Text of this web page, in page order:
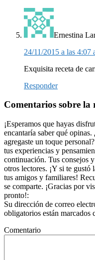
Ernestina
24/11/2015 a las 4:07
Exquisita receta de
Responder
Comentarios sobre la
¡Esperamos que hayas
encantaría saber qué
agregaste un toque
tus experiencias y
continuación. Tus consejos
otros lectores. ¡Y si te gustó
tus amigos y familiares!
se comparte. ¡Gracias por
pronto!:
Su dirección de correo
obligatorios están marcados
Comentario